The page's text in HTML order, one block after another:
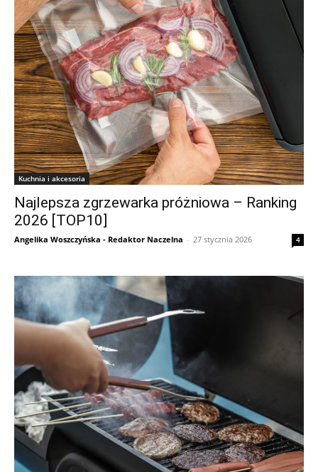
Kuchnia i akcesoria
Najlepsza zgrzewarka próżniowa – Ranking
2026 [TOP10]
Angelika Woszczyńska - Redaktor Naczelna - 27 stycznia 2026 4